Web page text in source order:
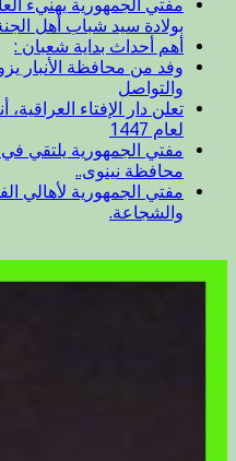
مفتي الجمهورية يهنيء
بولادة سيد شباب أهل
أهم أحداث بداية شعبان :
وفد من محافظة الأنبار
والتواصل
تعلن دار الإفتاء
لعام 1447
مفتي الجمهورية يلتقي
محافظة نينوى..
مفتي الجمهورية لأهالي
والشجاعة.